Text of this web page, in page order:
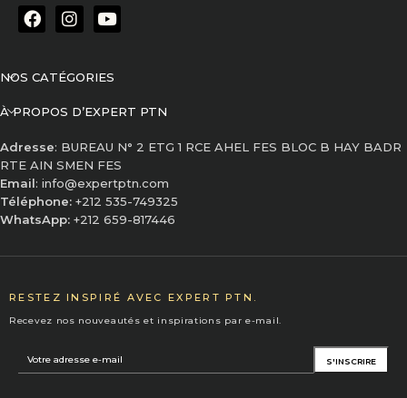
NOS CATÉGORIES
À PROPOS D’EXPERT PTN
Adresse: BUREAU N° 2 ETG 1 RCE AHEL FES BLOC B HAY BADR
RTE AIN SMEN FES
Email: info@expertptn.com
Téléphone: +212 535-749325
WhatsApp: +212 659-817446
RESTEZ INSPIRÉ AVEC EXPERT PTN.
Recevez nos nouveautés et inspirations par e-mail.